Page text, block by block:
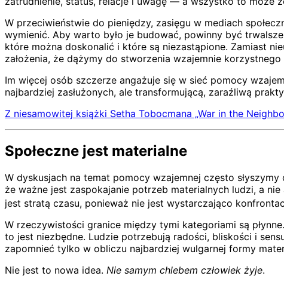
W przeciwieństwie do pieniędzy, zasięgu w mediach
wymienić. Aby warto było je budować, powinny być
które można doskonalić i które są niezastąpione. Zamiast
założenia, że dążymy do stworzenia wzajemnie
Im więcej osób szczerze angażuje się w sieć pomocy
najbardziej zasłużonych, ale transformującą, zaraźliwą
Z niesamowitej książki Setha Tobocmana „War in the
Społeczne jest materialne
W dyskusjach na temat pomocy wzajemnej często
że ważne jest zaspokajanie potrzeb materialnych ludzi, a
jest stratą czasu, ponieważ nie jest wystarczająco
W rzeczywistości granice między tymi kategoriami są
to jest niezbędne. Ludzie potrzebują radości, bliskości i
zapomnieć tylko w obliczu najbardziej wulgarnej formy
Nie jest to nowa idea. Nie samym chlebem człowiek żyje.